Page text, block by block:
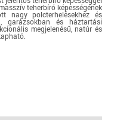
teherbíró képességének
nagy polcterhelésekhez és
garázsokban és háztartási
megjelenésű, natúr és